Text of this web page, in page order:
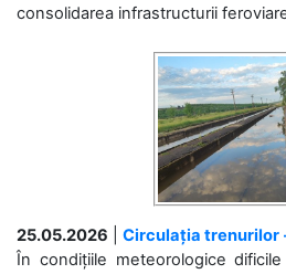
consolidarea infrastructurii
25.05.2026
Circulația trenurilor
În condițiile meteorologice